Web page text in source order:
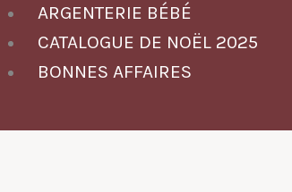
ARGENTERIE BÉBÉ
CATALOGUE DE NOËL 2025
BONNES AFFAIRES